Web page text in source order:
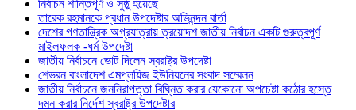
নির্বাচন শান্তিপূর্ণ ও সুষ্ঠু হয়েছে
তারেক রহমানকে প্রধান উপদেষ্টার অভিনন্দন বার্তা
দেশের গণতান্ত্রিক অগ্রযাত্রায় ত্রয়োদশ জাতীয় নির্বাচন একটি গুরুত্বপূর্ণ
মাইলফলক -ধর্ম উপদেষ্টা
জাতীয় নির্বাচনে ভোট দিলেন স্বরাষ্ট্র উপদেষ্টা
শেভরন বাংলাদেশ এমপ্লয়িজ ইউনিয়নের সংবাদ সম্মেলন
জাতীয় নির্বাচনে জননিরাপত্তা বিঘ্নিত করার যেকোনো অপচেষ্টা কঠোর হস্তে
দমন করার নির্দেশ স্বরাষ্ট্র উপদেষ্টার